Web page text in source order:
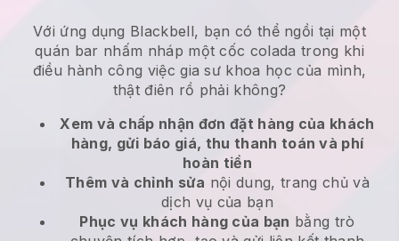
Với ứng dụng Blackbell, bạn có thể ngồi tại một
quán bar nhấm nháp một cốc colada trong khi
điều hành công việc gia sư khoa học của mình,
thật điên rồ phải không?
Xem và chấp nhận đơn đặt hàng của khách
hàng, gửi báo giá, thu thanh toán và phí
hoàn tiền
Thêm và chỉnh sửa nội dung, trang chủ và
dịch vụ của bạn
Phục vụ khách hàng của bạn bằng trò